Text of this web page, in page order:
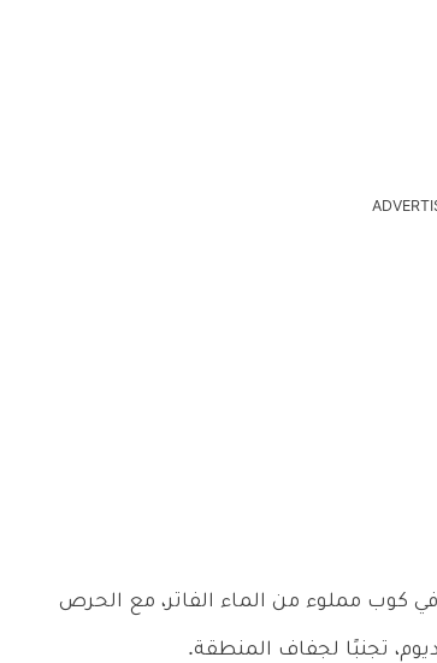
كوب مملوء من الماء الفاتر، مع الحرص
تجنبًا لجفاف المنطقة.